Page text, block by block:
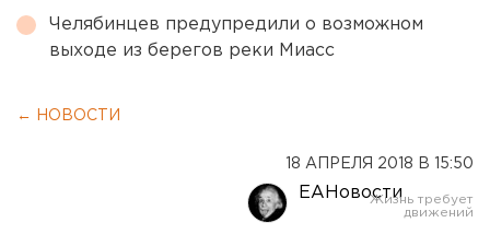
Челябинцев предупредили о возможном
выходе из берегов реки Миасс
← НОВОСТИ
18 АПРЕЛЯ 2018 В 15:50
ЕАНовости